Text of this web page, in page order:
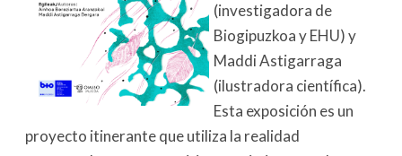
(investigadora de
Biogipuzkoa y EHU) y
Maddi Astigarraga
(ilustradora científica).
Esta exposición es un
proyecto itinerante que utiliza la realidad